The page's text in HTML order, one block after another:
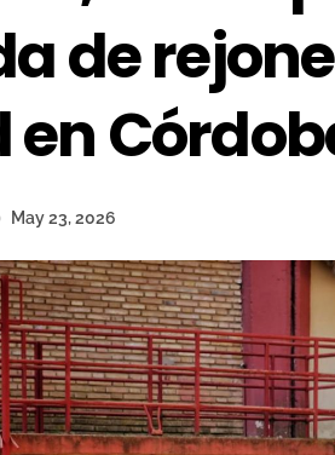
de
en
May 23, 2026